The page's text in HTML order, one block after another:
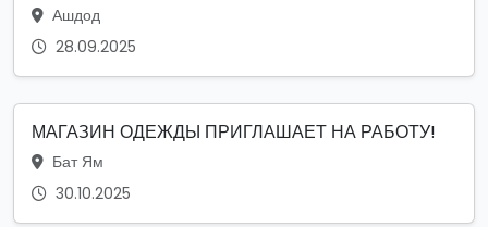
Ашдод
28.09.2025
МАГАЗИН ОДЕЖДЫ ПРИГЛАШАЕТ НА РАБОТУ!
Бат Ям
30.10.2025